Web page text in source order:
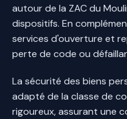
autour de la ZAC du
dispositifs. En
services d'ouverture et
perte de code ou
La sécurité des biens
adapté de la classe de
rigoureux, assurant une